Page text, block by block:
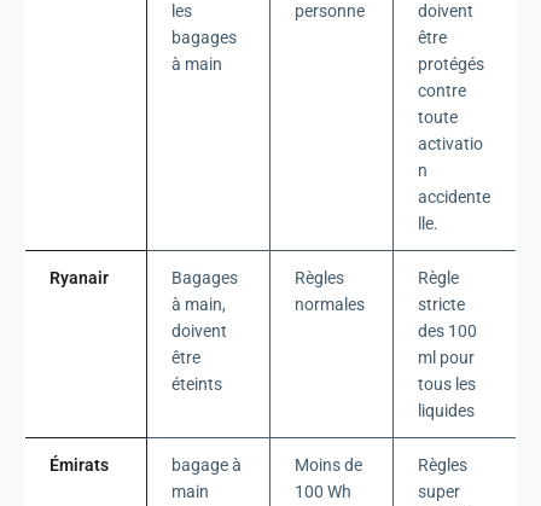
les
bagages
à main
personne
doivent
être
protégés
contre
toute
activatio
n
accidente
lle.
Ryanair
Bagages
à main,
doivent
être
éteints
Règles
normales
Règle
stricte
des 100
ml pour
tous les
liquides
Émirats
bagage à
main
Moins de
100 Wh
Règles
super